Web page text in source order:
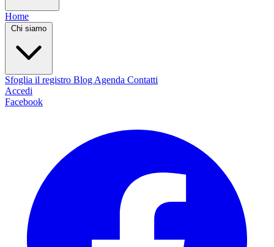
Home
Chi siamo
Sfoglia il registro Blog Agenda Contatti
Accedi
Facebook